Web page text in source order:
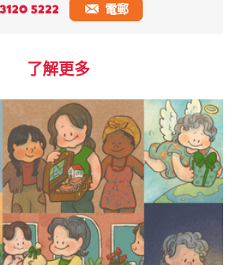
3120 5222 電郵
了解更多